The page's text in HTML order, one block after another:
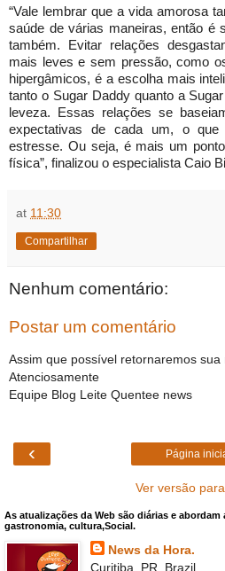
“Vale lembrar que a vida amorosa
saúde de várias maneiras, então é
também. Evitar relações
mais leves e sem pressão, como
hipergâmicos, é a escolha mais
tanto o Sugar Daddy quanto a
leveza. Essas relações se
expectativas de cada um, o
estresse. Ou seja, é mais um
física”, finalizou o especialista Caio
at 11:30
Compartilhar
Nenhum comentário:
Postar um comentário
Assim que possível retornaremos sua
Atenciosamente
Equipe Blog Leite Quentee news
‹ Página
Ver versão
As atualizações da Web são diárias e
gastronomia, cultura,Social.
News da Hora.
Curitiba, PR, Brazil